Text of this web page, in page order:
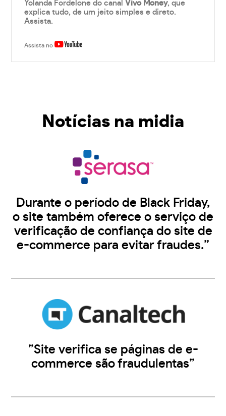
Yolanda Fordelone do canalVivo Money, que
explica tudo, de um jeito simples e direto.
Assista.
Assista no
Notícias na midia
Durante o período de Black Friday,
o site também oferece o serviço de
verificação de confiança do site de
e-commerce para evitar fraudes.”
”Site verifica se páginas de e-
commerce são fraudulentas”